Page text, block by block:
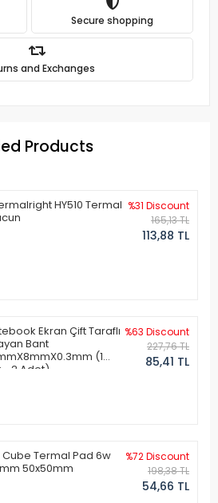
Secure shopping
and Exchanges
Products
HY510 Termal %31 Discount
165,13 TL
113,88 TL
Ekran Çift Taraflı
Bant
(1
- 2 Adet)
%63 Discount
227,76 TL
85,41 TL
Cube Termal Pad 6w
50x50mm
%72 Discount
198,38 TL
54,66 TL